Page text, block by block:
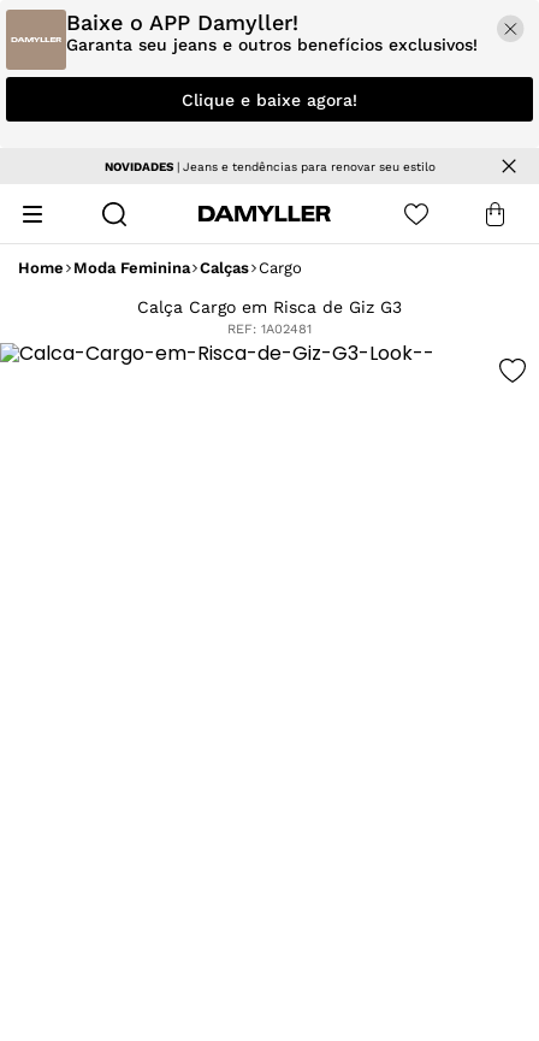
Baixe o APP Damyller!
Garanta seu jeans e outros benefícios exclusivos!
Clique e baixe agora!
NOVIDADES| Jeans e tendências para renovar seu estilo
Home Moda Feminina Calças Cargo
Calça Cargo em Risca de Giz G3
REF: 1A02481